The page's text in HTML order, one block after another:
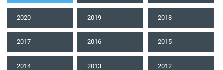
2020 2019 2018
2017 2016 2015
2014 2013 2012